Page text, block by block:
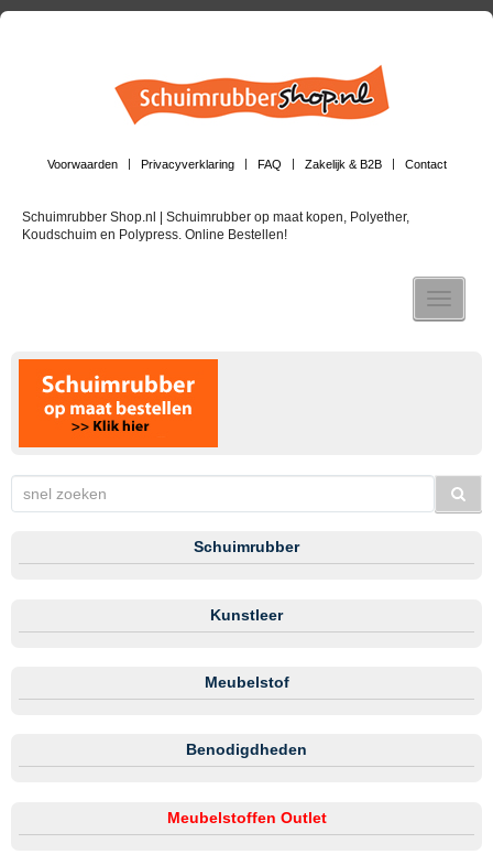
Voorwaarden Privacyverklaring FAQ Zakelijk & B2B Contact
Schuimrubber Shop.nl | Schuimrubber op maat kopen, Polyether,
Koudschuim en Polypress. Online Bestellen!
Toggle
Schuimrubber
Kunstleer
Meubelstof
Benodigdheden
Meubelstoffen Outlet